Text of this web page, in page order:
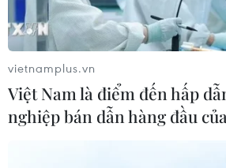
năm 2027
07/08/2026 08:28
Bộ Xây dựng yêu cầu đầu tư hệ
thống trạm sạc điện trên cao tốc
Bắc-Nam
vietnamplus.vn
Việt Nam là điểm đến hấp
nghiệp bán dẫn hàng đầu